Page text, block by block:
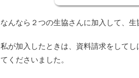
なんなら２つの生協さんに加入して、
私が加入したときは、資料請求をして
てくださいました。